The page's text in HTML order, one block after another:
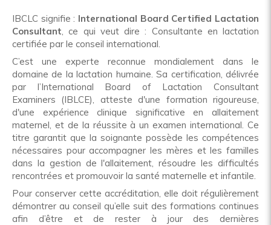
IBCLC signifie : International Board Certified Lactation
Consultant, ce qui veut dire : Consultante en lactation
certifiée par le conseil international.
C’est une experte reconnue mondialement dans le
domaine de la lactation humaine. Sa certification, délivrée
par l’International Board of Lactation Consultant
Examiners (IBLCE), atteste d'une formation rigoureuse,
d'une expérience clinique significative en allaitement
maternel, et de la réussite à un examen international. Ce
titre garantit que la soignante possède les compétences
nécessaires pour accompagner les mères et les familles
dans la gestion de l'allaitement, résoudre les difficultés
rencontrées et promouvoir la santé maternelle et infantile.
Pour conserver cette accréditation, elle doit régulièrement
démontrer au conseil qu’elle suit des formations continues
afin d’être et de rester à jour des dernières